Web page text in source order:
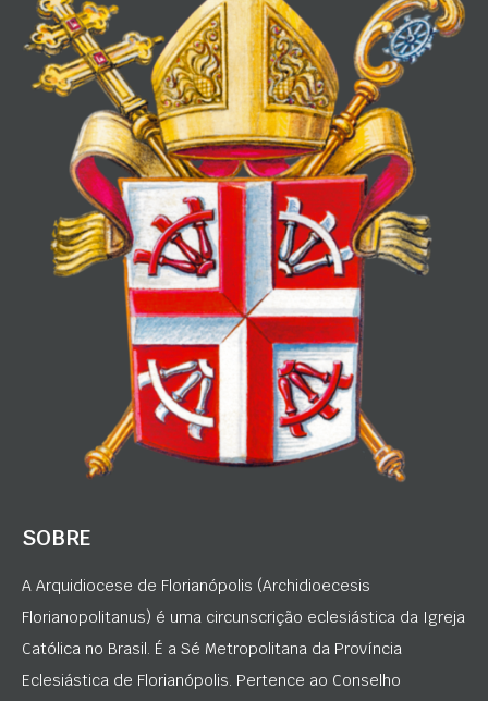
SOBRE
A Arquidiocese de Florianópolis (Archidioecesis
Florianopolitanus) é uma circunscrição eclesiástica da Igreja
Católica no Brasil. É a Sé Metropolitana da Província
Eclesiástica de Florianópolis. Pertence ao Conselho